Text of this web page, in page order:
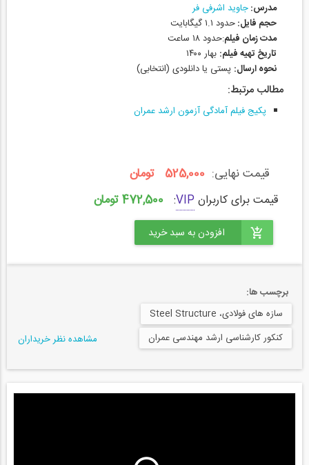
مدرس:جاوید اشرفی فر
حجم فایل:حدود ۱.۱ گیگابایت
مدت زمان فیلم:حدود ۱۸ ساعت
تاریخ تهیه فیلم: بهار ۱۴۰۰
نحوه ارسال: پستی یا دانلودی (انتخابی)
مطالب مرتبط:
پکیج فیلم آمادگی آزمون ارشد عمران
قیمت نهایی: 525,000 تومان
قیمت برای کاربران VIP
: 472,500 تومان
برچسب ها:
سازه های فولادی، Steel Structure
کنکور کارشناسی ارشد مهندسی عمران
مشاهده نظر خریداران